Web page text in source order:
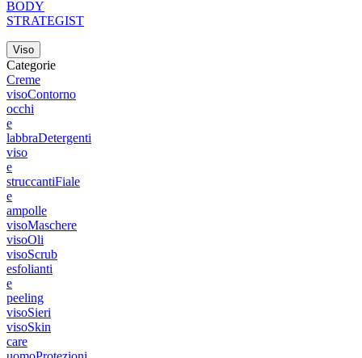
BODY
STRATEGIST
Viso
Categorie
Creme
visoContorno
occhi
e
labbraDetergenti
viso
e
struccantiFiale
e
ampolle
visoMaschere
visoOli
visoScrub
esfolianti
e
peeling
visoSieri
visoSkin
care